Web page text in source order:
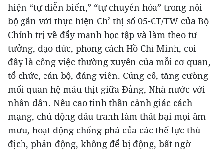
hiện “tự diễn biến,” “tự chuyển hóa” trong nội
bộ gắn với thực hiện Chỉ thị số 05-CT/TW của Bộ
Chính trị về đẩy mạnh học tập và làm theo tư
tưởng, đạo đức, phong cách Hồ Chí Minh, coi
đây là công việc thường xuyên của mỗi cơ quan,
tổ chức, cán bộ, đảng viên. Củng cố, tăng cường
mối quan hệ máu thịt giữa Đảng, Nhà nước với
nhân dân. Nêu cao tinh thần cảnh giác cách
mạng, chủ động đấu tranh làm thất bại mọi âm
mưu, hoạt động chống phá của các thế lực thù
địch, phản động, không để bị động, bất ngờ